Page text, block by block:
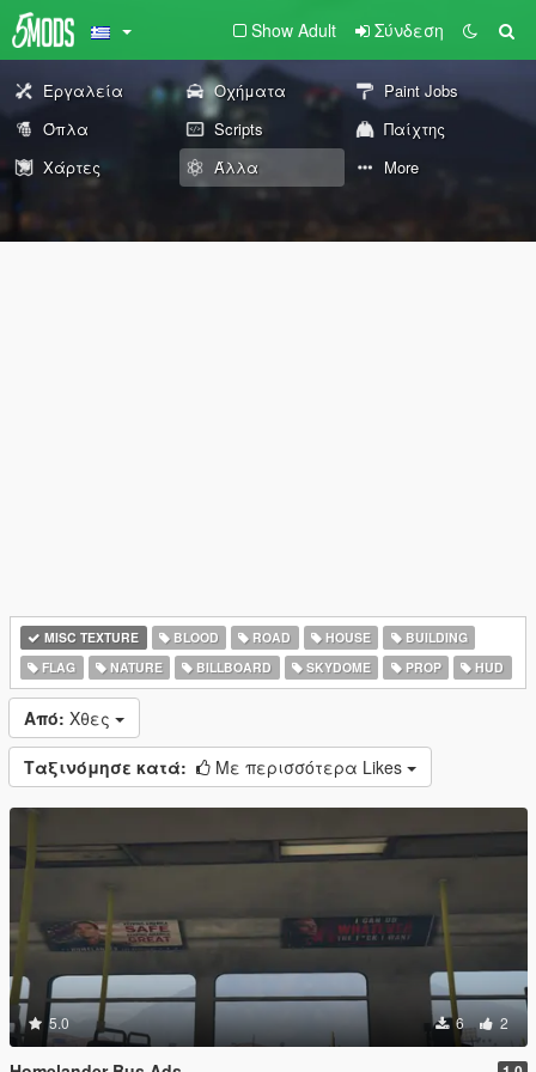
Show Adult Σύνδεση
Εργαλεία Οχήματα
Paint Jobs
Όπλα
Scripts
Παίχτης
Χάρτες
Άλλα More
MISC TEXTURE BLOOD ROAD HOUSE
BUILDING
FLAG
NATURE BILLBOARD SKYDOME PROP HUD
Από: Χθες
Ταξινόμησε κατά: Με περισσότερα Likes
5.0 6 2